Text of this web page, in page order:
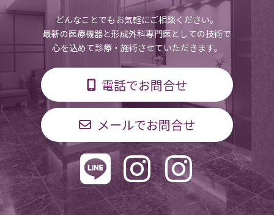
どんなことでもお気軽にご相談ください。
最新の医療機器と形成外科専門医としての技術で
心を込めて診療・施術させていただきます。
電話でお問合せ
メールでお問合せ